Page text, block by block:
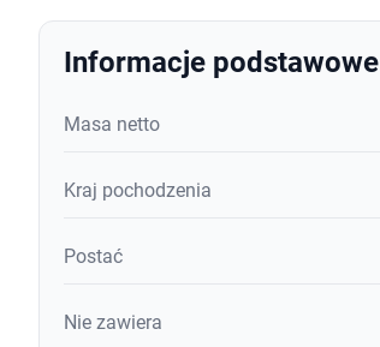
Informacje podstawowe
Masa netto
Kraj pochodzenia
Postać
Nie zawiera